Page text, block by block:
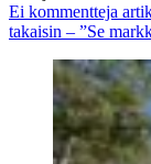
Ei kommentteja
takaisin – ”Se